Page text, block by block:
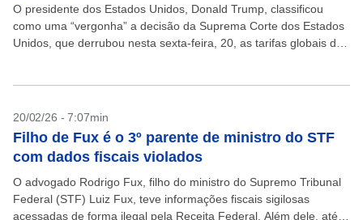
O presidente dos Estados Unidos, Donald Trump, classificou
como uma “vergonha” a decisão da Suprema Corte dos Estados
Unidos, que derrubou nesta sexta-feira, 20, as tarifas globais de
20/02/26 - 7:07min
Filho de Fux é o 3º parente de ministro do STF
com dados fiscais violados
O advogado Rodrigo Fux, filho do ministro do Supremo Tribunal
Federal (STF) Luiz Fux, teve informações fiscais sigilosas
acessadas de forma ilegal pela Receita Federal. Além dele, até